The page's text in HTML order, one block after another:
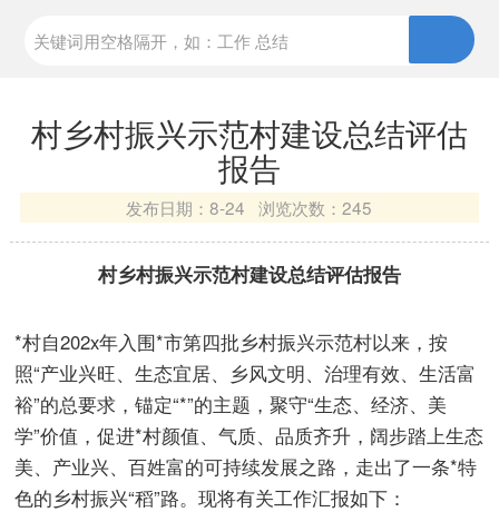
村乡村振兴示范村建设总结评估
报告
发布日期：8-24 浏览次数：245
村乡村振兴示范村建设总结评估报告
*村自202x年入围*市第四批乡村振兴示范村以来，按
照“产业兴旺、生态宜居、乡风文明、治理有效、生活富
裕”的总要求，锚定“*”的主题，聚守“生态、经济、美
学”价值，促进*村颜值、气质、品质齐升，阔步踏上生态
美、产业兴、百姓富的可持续发展之路，走出了一条*特
色的乡村振兴“稻”路。现将有关工作汇报如下：